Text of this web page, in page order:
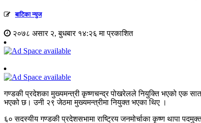
बाटिका न्युज
२०७८ असार २, बुधबार १४:२६ मा प्रकाशित
गण्डकी प्रदेशका मुख्यमन्त्री कृष्णचन्द्र पोखरेलले नियुक्ति भएको एक
भएको छ। उनी २९ जेठमा मुख्यमन्त्रीमा नियुक्त भएका थिए ।
६० सदस्यीय गण्डकी प्रदेशसभामा राष्ट्रिय जनमोर्चाका कृष्ण थापा